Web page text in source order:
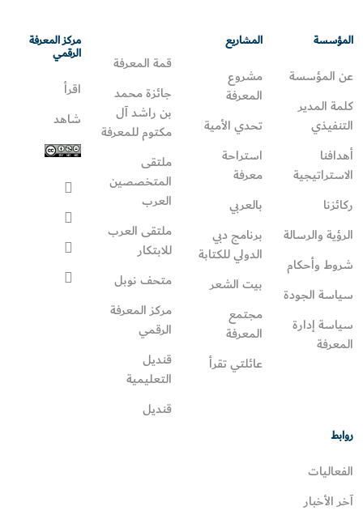
المؤسسة
عن المؤسسة
كلمة المدير
التنفيذي
أهدافنا
الاستراتيجية
ركائزنا
الرؤية والرسالة
شروط وأحكام
سياسة الجودة
سياسة إدارة
المعرفة
المشاريع
مشروع
المعرفة
تحدي الأمية
استراحة
معرفة
بالعربي
برنامج دبي
الدولي للكتابة
بيت الشعر
مجتمع
المعرفة
عائلتي تقرأ‎
قمة المعرفة
جائزة محمد
بن راشد آل
مكتوم للمعرفة
ملتقى
المتخصصين
العرب
ملتقى العرب
للابتكار
متحف نوبل
مركز المعرفة
الرقمي
قنديل
التعليمية
قنديل
مركز المعرفة
الرقمي
اقرأ
شاهد
روابط
الفعاليات
آخر الأخبار